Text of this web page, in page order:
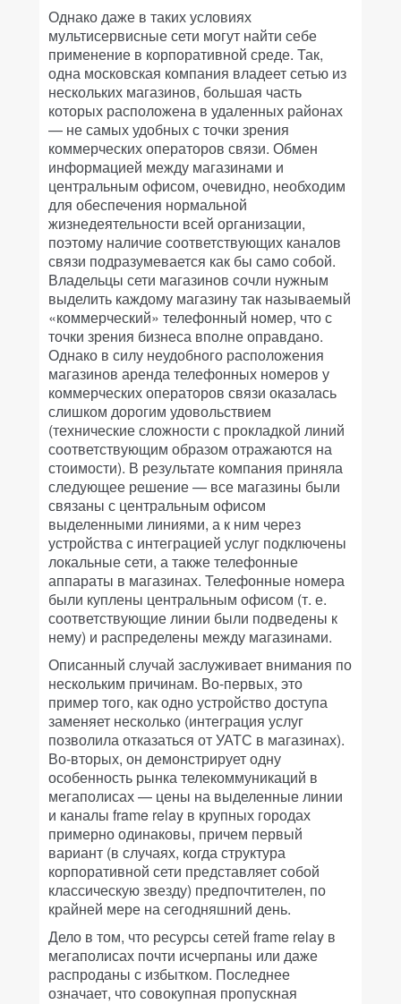
Однако даже в таких условиях
мультисервисные сети могут найти себе
применение в корпоративной среде. Так,
одна московская компания владеет сетью из
нескольких магазинов, большая часть
которых расположена в удаленных районах
— не самых удобных с точки зрения
коммерческих операторов связи. Обмен
информацией между магазинами и
центральным офисом, очевидно, необходим
для обеспечения нормальной
жизнедеятельности всей организации,
поэтому наличие соответствующих каналов
связи подразумевается как бы само собой.
Владельцы сети магазинов сочли нужным
выделить каждому магазину так называемый
«коммерческий» телефонный номер, что с
точки зрения бизнеса вполне оправдано.
Однако в силу неудобного расположения
магазинов аренда телефонных номеров у
коммерческих операторов связи оказалась
слишком дорогим удовольствием
(технические сложности с прокладкой линий
соответствующим образом отражаются на
стоимости). В результате компания приняла
следующее решение — все магазины были
связаны с центральным офисом
выделенными линиями, а к ним через
устройства с интеграцией услуг подключены
локальные сети, а также телефонные
аппараты в магазинах. Телефонные номера
были куплены центральным офисом (т. е.
соответствующие линии были подведены к
нему) и распределены между магазинами.
Описанный случай заслуживает внимания по
нескольким причинам. Во-первых, это
пример того, как одно устройство доступа
заменяет несколько (интеграция услуг
позволила отказаться от УАТС в магазинах).
Во-вторых, он демонстрирует одну
особенность рынка телекоммуникаций в
мегаполисах — цены на выделенные линии
и каналы frame relay в крупных городах
примерно одинаковы, причем первый
вариант (в случаях, когда структура
корпоративной сети представляет собой
классическую звезду) предпочтителен, по
крайней мере на сегодняшний день.
Дело в том, что ресурсы сетей frame relay в
мегаполисах почти исчерпаны или даже
распроданы с избытком. Последнее
означает, что совокупная пропускная